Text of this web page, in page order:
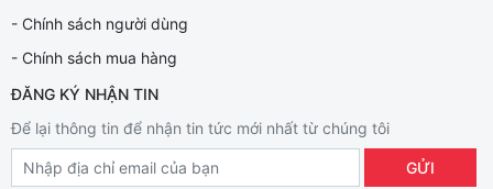
- Chính sách người dùng
- Chính sách mua hàng
ĐĂNG KÝ NHẬN TIN
Để lại thông tin để nhận tin tức mới nhất từ chúng tôi